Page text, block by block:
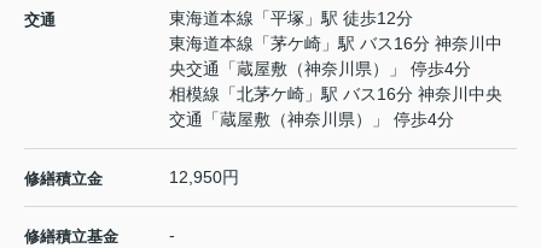
交通 東海道本線 「平塚 」駅 徒歩12分
東海道本線 「茅ケ崎 」駅 バス16分 神奈川中
央交通「蔵屋敷（神奈川県）」 停歩4分
相模線 「北茅ケ崎 」駅 バス16分 神奈川中央
交通「蔵屋敷（神奈川県）」 停歩4分
修繕積立金 12,950円
修繕積立基金 -